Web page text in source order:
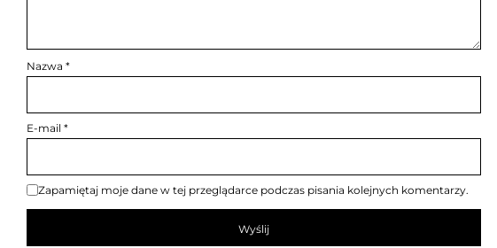
Nazwa *
E-mail *
Zapamiętaj moje dane w tej przeglądarce podczas pisania kolejnych komentarzy.